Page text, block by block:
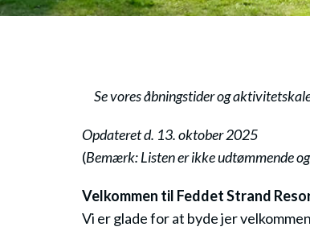
Se vores åbningstider og
Opdateret d. 13. oktober 2025
(Bemærk: Listen er ikke udtømmende
Velkommen til Feddet Strand
Vi er glade for at byde jer